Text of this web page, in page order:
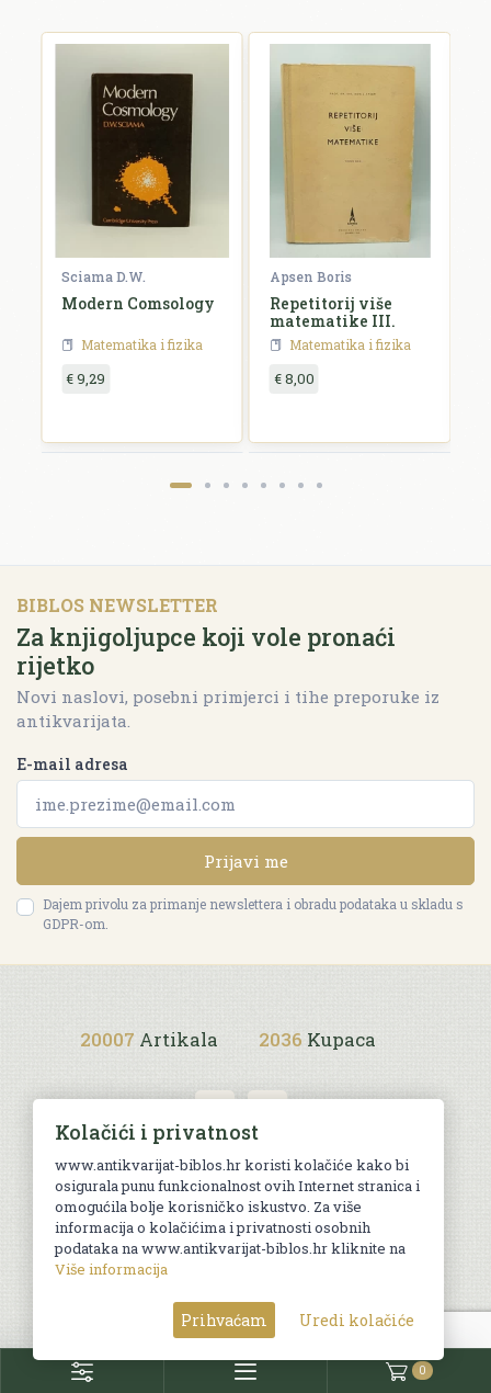
Sciama D.W.
Modern Comsology
Matematika i fizika
€ 9,29
Apsen Boris
Repetitorij više
matematike III.
Matematika i fizika
€ 8,00
BIBLOS NEWSLETTER
Za knjigoljupce koji vole pronaći
rijetko
Novi naslovi, posebni primjerci i tihe preporuke iz
antikvarijata.
E-mail adresa
Prijavi me
Dajem privolu za primanje newslettera i obradu podataka u skladu s
GDPR-om.
20007 Artikala 2036 Kupaca
Uvjeti kupnje
© Sva prava pridržana. Web by
0
Kolačići i privatnost
www.antikvarijat-biblos.hr koristi kolačiće kako bi
osigurala punu funkcionalnost ovih Internet stranica i
omogućila bolje korisničko iskustvo. Za više
informacija o kolačićima i privatnosti osobnih
podataka na www.antikvarijat-biblos.hr kliknite na
Više informacija
Prihvaćam Uredi kolačiće